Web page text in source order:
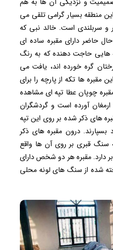
منطقه بسیار گرامی تلقی می
و سربلندی است. خالد نبی که
حاضر دارای مقبره ساده ای
هایی حاجت دهنده که به رنگ
گره خورده اند، یافت می
مقبره ها تکه از پارچه را برای
چوپان عطا تپه ای مشاهده
آورده است و گردشگران
های ذکر شده بر روی این تپه
بسپارند. درون مقبره های ذکر
سنگ قبری بر روی آن ها واقع
دارد. مقبره هر دو شخص دارای
شده از سنگ های لونه محلی